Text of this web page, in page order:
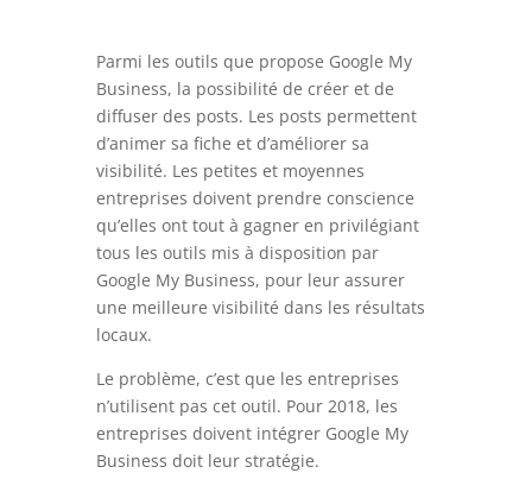
Parmi les outils que propose Google My
Business, la possibilité de créer et de
diffuser des posts. Les posts permettent
d’animer sa fiche et d’améliorer sa
visibilité. Les petites et moyennes
entreprises doivent prendre conscience
qu’elles ont tout à gagner en privilégiant
tous les outils mis à disposition par
Google My Business, pour leur assurer
une meilleure visibilité dans les résultats
locaux.
Le problème, c’est que les entreprises
n’utilisent pas cet outil. Pour 2018, les
entreprises doivent intégrer Google My
Business doit leur stratégie.